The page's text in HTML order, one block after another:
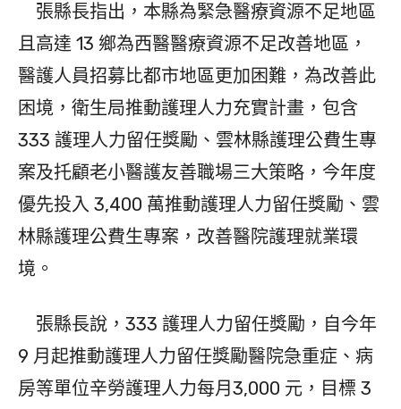
張縣長指出，本縣為緊急醫療資源不足地區
且高達 13 鄉為西醫醫療資源不足改善地區，
醫護人員招募比都市地區更加困難，為改善此
困境，衛生局推動護理人力充實計畫，包含
333 護理人力留任獎勵、雲林縣護理公費生專
案及托顧老小醫護友善職場三大策略，今年度
優先投入 3,400 萬推動護理人力留任獎勵、雲
林縣護理公費生專案，改善醫院護理就業環
境。
張縣長說，333 護理人力留任獎勵，自今年
9 月起推動護理人力留任獎勵醫院急重症、病
房等單位辛勞護理人力每月3,000 元，目標 3